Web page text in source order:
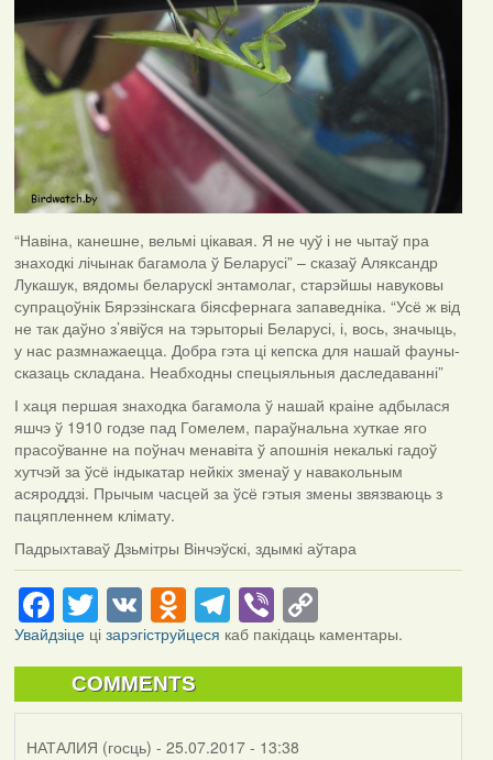
“Навіна, канешне, вельмі цікавая. Я не чуў і не чытаў пра
знаходкі лічынак багамола ў Беларусі” – сказаў Аляксандр
Лукашук, вядомы беларускi энтамолаг, старэйшы навуковы
супрацоўнік Бярэзінскага біясфернага запаведніка. “Усё ж від
не так даўно з’явіўся на тэрыторыі Беларусі, і, вось, значыць,
у нас размнажаецца. Добра гэта ці кепска для нашай фауны-
сказаць складана. Неабходны спецыяльныя даследаванні”
І хаця першая знаходка багамола ў нашай краіне адбылася
яшчэ ў 1910 годзе пад Гомелем, параўнальна хуткае яго
прасоўванне на поўнач менавіта ў апошнія некалькі гадоў
хутчэй за ўсё індыкатар нейкіх зменаў у навакольным
асяроддзі. Прычым часцей за ўсё гэтыя змены звязваюць з
пацяпленнем клімату.
Падрыхтаваў Дзьмітры Вінчэўскі, здымкі аўтара
Facebook
Twitter
VKOdnoklassniki
Telegram
ViberCopy
Link
Увайдзіцеці зарэгіструйцеся каб пакідаць каментары.
COMMENTS
НАТАЛИЯ (госць) - 25.07.2017 - 13:38